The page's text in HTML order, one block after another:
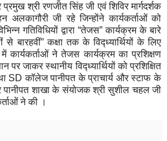
श्री रणजीत सिंह जी एवं शिविर मार्गदर्शक
अलकागौरी जी रहे जिन्होंने कार्यकर्ताओं को
गतिविधियों द्वारा “तेजस” कार्यक्रम के बारे
बारहवीं” कक्षा तक के विद्ध्यार्थियों के लिए
कार्यकर्ताओं ने तेजस कार्यक्रम का प्रशिक्षण
जाकर स्थानीय विद्ध्यार्थियों को प्रशिक्षित
SD कॉलेज पानीपत के प्राचार्य और स्टाफ के
पानीपत शाखा के संयोजक श्री सुशील चहल जी
ने की ।